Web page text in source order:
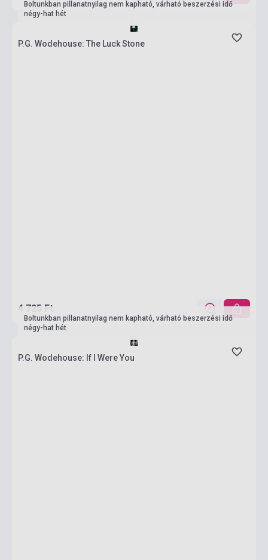
Boltunkban pillanatnyilag nem kapható, várható beszerzési idő
négy-hat hét
P.G. Wodehouse: The Luck Stone
4 725 Ft
Boltunkban pillanatnyilag nem kapható, várható beszerzési idő
négy-hat hét
P.G. Wodehouse: If I Were You